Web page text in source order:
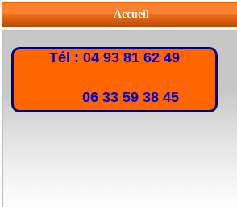
Accueil
Tél : 04 93 81 62 49
06 33 59 38 45